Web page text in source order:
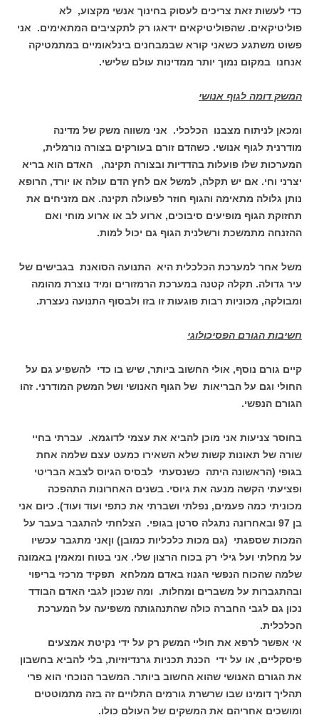
כדי לעשות זאת צריכים לעסוק בחינוך אנשי מקצוע, לא
פוליטיקאים. שהפוליטיקאים ידאגו רק לתקציבים המתאימים. אני
פשוט משתגע כשאני קורא שבמבחנים בינלאומיים במתמטיקה
אנחנו במקום נמוך יותר ממדינות עולם שלישי.
המשק דומה לגוף אנושי
ומכאן לניתוח מצבנו הכלכלי. אני משווה משק של מדינה
מודרנית לגוף אנושי. כשהדם זורם בעורקים בצורה נורמלית,
המערכות שלו פועלות בהדדיות ובצורה תקינה, האדם הוא בריא
יצרני וחי. אם יש תקלה, למשל אם לחץ הדם עולה או יורד, הרופא
נותן גלולה מתאימה והגוף חוזר לפעולה תקינה. אם מזניחים את
תחזוקת הגוף מופיעים סיבוכים, ארוע לב או ארוע מוחי ואם
ההזנחה מתמשכת ורשלנית הגוף גם יכול למות.
משל אחר למערכת הכלכלית היא התנועה הסואנת בגבישים של
עיר גדולה. תקלה קטנה במערכת הרמזורים ומיד נוצרת מהומה
ומבולקה, מכוניות רבות פוגעות זו בזו ולבסוף התנועה נעצרת.
חשיבות הגורם הפסיכולוגי
קיים גורם נוסף, אולי החשוב ביותר, שיש בו כדי להשפיע גם על
החולי וגם על הבריאות של הגוף האנושי ושל המשק המודרני. זהו
הגורם הנפשי.
בחוסר צניעות אני מוכן להביא את עצמי לדוגמא. עברתי בחיי
שורה של תאונות קשות שלא השאירו כמעט עצם שלמה אחת
בגופי (הראשונה היתה כשנסעתי לבסיס הגיוס לצבא הבריטי
ופציעתי הקשה מנעה את גיוסי. בשנים האחרונות התהפכה
מכוניתי כמה פעמים, נפלתי ושברתי את כתפי ועוד ועוד). כיום אני
בן 97 ובאחרונה נתגלה סרטן בגופי. הצלחתי להתגבר בעבר על
המכות שספגתי (גם מכות כלכליות כמובן) וןאני מתגבר עכשיו
על מחלתי ועל גילי רק בכוח הרצון שלי. אני בטוח ומאמין באמונה
שלמה שהכוח הנפשי הגנוז באדם ממלחא תפקיד מרכזי בריפוי
ובהתגברות על משברים ומחלות. ומה שנכון לגבי האדם הבודד
נכון גם לגבי החברה כולה שהתנהגותה משפיעה על המערכת
הכלכלית.
אי אפשר לרפא את חוליי המשק רק על ידי נקיטת אמצעים
פיסקליים, או על ידי הכנת תכניות גרנדיוזיות, בלי להביא בחשבון
את הגורם האנושי שהוא החשוב ביותר. המשבר הנוכחי הוא פרי
תהליך דומינו שבו שרשרת גורמים התלויים זה בזה מתמוטטים
ומושכים אחריהם את המשקים של העולם כולו.